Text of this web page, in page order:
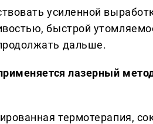
усиленной
быстрой
дальше.
лазерный
термотерапия,